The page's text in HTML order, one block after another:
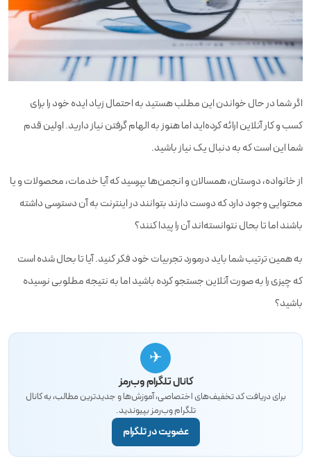
اگر شما در حال خواندن این مطلب هستید به احتمال زیاد ایده خود را برای
کسب‌ و کار آنلاین ارائه کرده‌اید اما هنوز به الهام گرفتن نیاز دارید. اولین قدم
شما این است که به دنبال یک نیاز باشید.
از خانواده، دوستان، همسالان و انجمن‌ها بپرسید که آیا خدمات، محصولات و یا
محتوایی وجود دارد که دوست دارند بتوانند در اینترنت به آن دسترسی داشته
باشند اما تا بحال نتوانسته‌اند آن را پیدا کنند؟
به همین ترتیب شما باید درمورد تجربیات خود فکر کنید. آیا تا بحال شده است
که چیزی را به صورت آنلاین جستجو کرده باشید اما به نتیجه مطلوبی نرسیده
باشید؟
✈
کانال تلگرام وب‌رمز
برای دریافت کد تخفیف‌های اختصاصی، آموزش‌ها و جدیدترین مطالب، به کانال
تلگرام وب‌رمز بپیوندید.
عضویت در تلگرام